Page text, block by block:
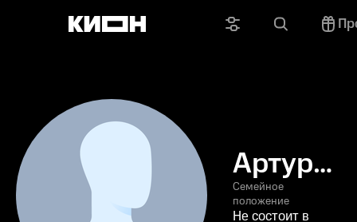
Артур
Шуане
Семейное
положение
Не состоит в